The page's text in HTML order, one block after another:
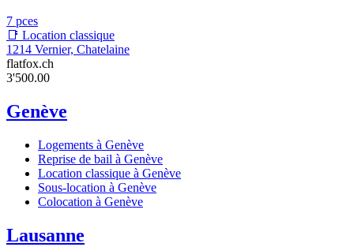
7 pces
📑 Location classique
1214 Vernier, Chatelaine
flatfox.ch
3'500.00
Genève
Logements à Genève
Reprise de bail à Genève
Location classique à Genève
Sous-location à Genève
Colocation à Genève
Lausanne